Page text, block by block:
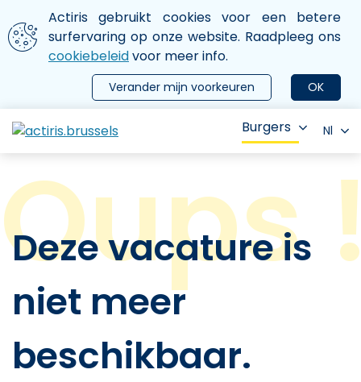
Aller au contenu principal
We gebruiken cookies
Actiris gebruikt cookies voor een betere
surfervaring op onze website. Raadpleeg ons
cookiebeleidvoor meer info.
OK
Verander mijn voorkeuren
le menu
Burgers Nl
Deze vacature is
niet meer
beschikbaar.